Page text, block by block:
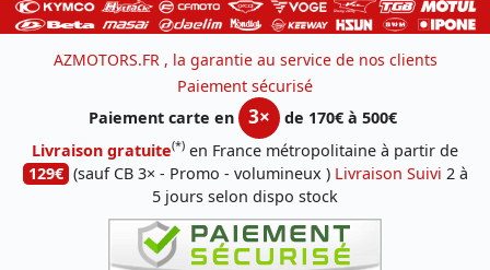
AZMOTORS.FR , la garantie au service de nos clients
Paiement sécurisé
Paiement carte en
3×
de 170€ à 500€
Livraison gratuite(*) en France métropolitaine à partir de
129€ (sauf CB 3× - Promo - volumineux ) Livraison Suivi 2 à
5 jours selon dispo stock